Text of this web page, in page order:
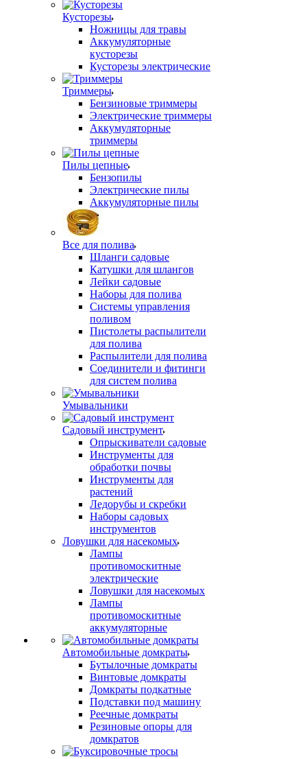
Кусторезы
Ножницы для травы
Аккумуляторные
кусторезы
Кусторезы электрические
Триммеры
Бензиновые триммеры
Электрические триммеры
Аккумуляторные
триммеры
Пилы цепные
Бензопилы
Электрические пилы
Аккумуляторные пилы
Все для полива
Шланги садовые
Катушки для шлангов
Лейки садовые
Наборы для полива
Системы управления
поливом
Пистолеты распылители
для полива
Распылители для полива
Соединители и фитинги
для систем полива
Умывальники
Садовый инструмент
Опрыскиватели садовые
Инструменты для
обработки почвы
Инструменты для
растений
Ледорубы и скребки
Наборы садовых
инструментов
Ловушки для насекомых
Лампы
противомоскитные
электрические
Ловушки для насекомых
Лампы
противомоскитные
аккумуляторные
Автомобильные домкраты
Бутылочные домкраты
Винтовые домкраты
Домкраты подкатные
Подставки под машину
Реечные домкраты
Резиновые опоры для
домкратов